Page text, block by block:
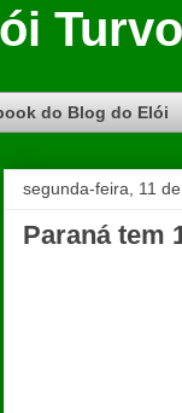
Turvo
do Blog do Elói
segunda-feira, 11
Paraná tem